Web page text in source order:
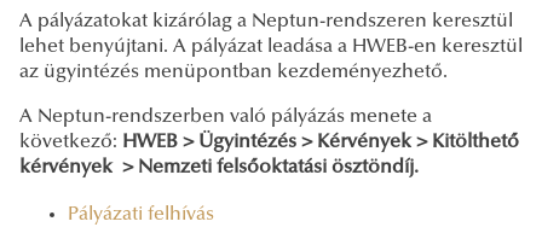
A pályázatokat kizárólag a Neptun-rendszeren keresztül
lehet benyújtani. A pályázat leadása a HWEB-en keresztül
az ügyintézés menüpontban kezdeményezhető.
A Neptun-rendszerben való pályázás menete a
következő: HWEB > Ügyintézés > Kérvények > Kitölthető
kérvények > Nemzeti felsőoktatási ösztöndíj.
Pályázati felhívás